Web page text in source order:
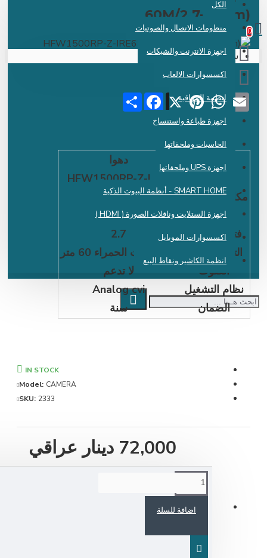
الكل
منظومات الاتصال والصوتيات
اجهزة الانترنت والشبكات
اكسسوارات الالعاب
انظمة المراقبة
اجهزة طباعة واستنساخ
الحاسبات وملحقاتها
اجهزة UPS وملحقاتها
SMART HOME - أنظمة البيوت الذكية
اجهزة الستلايت وناقلات الصورة ( HDMI )
اكسسوارات الموبايل
انظمة الكاشير ونقاط البيع
سلة الشراء فارغة !
60M/2.7-
Share
Facebook X
Pinterest
WhatsApp
HFW1500RP-Z-IRE6
مكان الاستخدام
خارجية
الدقة
5ميكا
فتحة العدسة
التصوير اليلي
اشعة تحت الحمراء 60 متر
الصوت
لا تدعم
نظام التشغيل
Analog cvi
الضمان
سنة
72,000 دينار عراقي
IN STOCK
Model: CAMERA
SKU:
اضافة للسلة